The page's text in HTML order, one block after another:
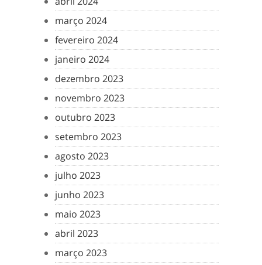
março 2024
fevereiro 2024
janeiro 2024
dezembro 2023
novembro 2023
outubro 2023
setembro 2023
agosto 2023
julho 2023
junho 2023
maio 2023
abril 2023
março 2023